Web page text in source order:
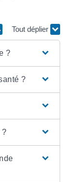
Tout déplier
?
?
?